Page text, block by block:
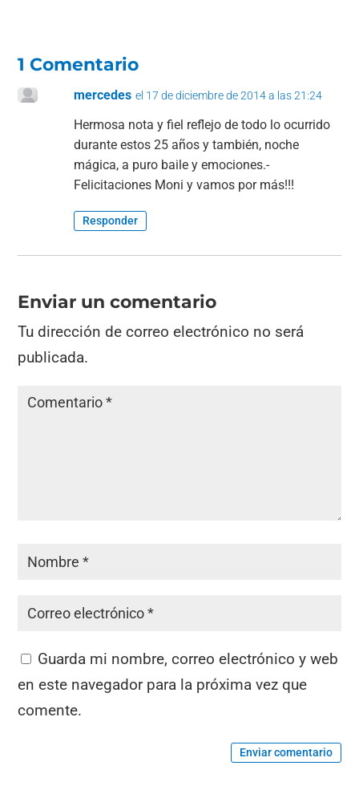
1 Comentario
mercedes el 17 de diciembre de 2014 a las 21:24
Hermosa nota y fiel reflejo de todo lo ocurrido
durante estos 25 años y también, noche
mágica, a puro baile y emociones.-
Felicitaciones Moni y vamos por más!!!
Responder
Enviar un comentario
Tu dirección de correo electrónico no será
publicada.
Guarda mi nombre, correo electrónico y web
en este navegador para la próxima vez que
comente.
Enviar comentario